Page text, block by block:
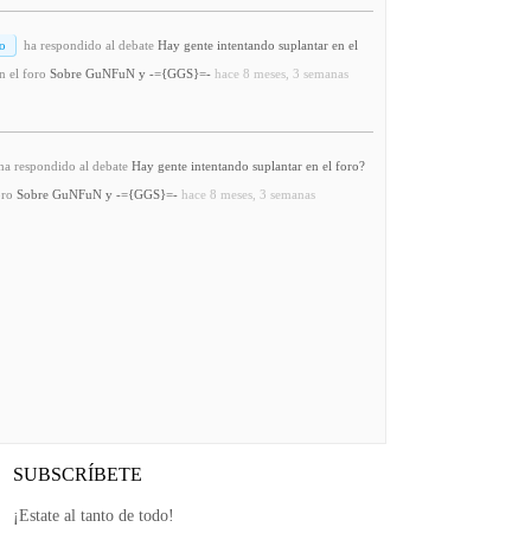
ha respondido al debate Hay gente intentando suplantar en el
el foro Sobre GuNFuN y -={GGS}=- hace 8 meses, 3 semanas
respondido al debate Hay gente intentando suplantar en el foro?
Sobre GuNFuN y -={GGS}=- hace 8 meses, 3 semanas
SUBSCRÍBETE
¡Estate al tanto de todo!